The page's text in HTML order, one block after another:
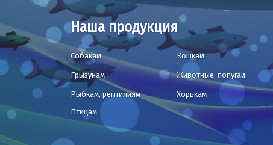
Наша продукция
Собакам Кошкам
Грызунам Животные, попугаи
Рыбкам, рептилиям
Хорькам
Птицам